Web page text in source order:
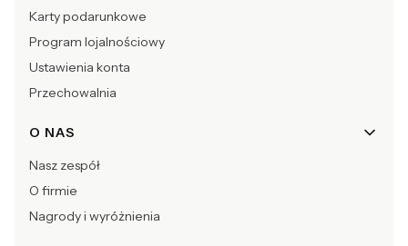
Karty podarunkowe
Program lojalnościowy
Ustawienia konta
Przechowalnia
O NAS
Nasz zespół
O firmie
Nagrody i wyróżnienia